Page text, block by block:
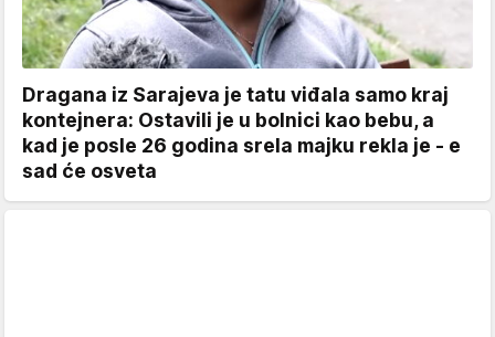
Dragana iz Sarajeva je tatu viđala samo kraj
kontejnera: Ostavili je u bolnici kao bebu, a
kad je posle 26 godina srela majku rekla je - e
sad će osveta